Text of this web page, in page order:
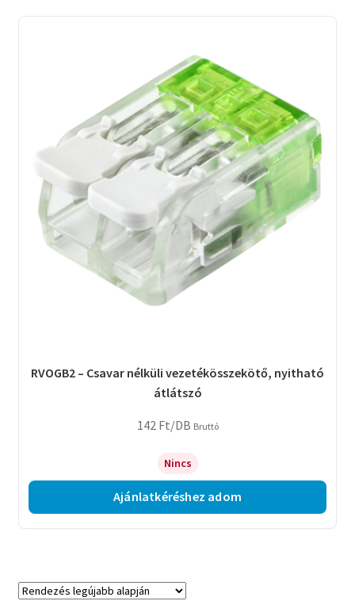
RVOGB2 – Csavar nélküli vezetékösszekötő, nyitható
átlátszó
142 Ft/DB Bruttó
Nincs
Ajánlatkéréshez adom